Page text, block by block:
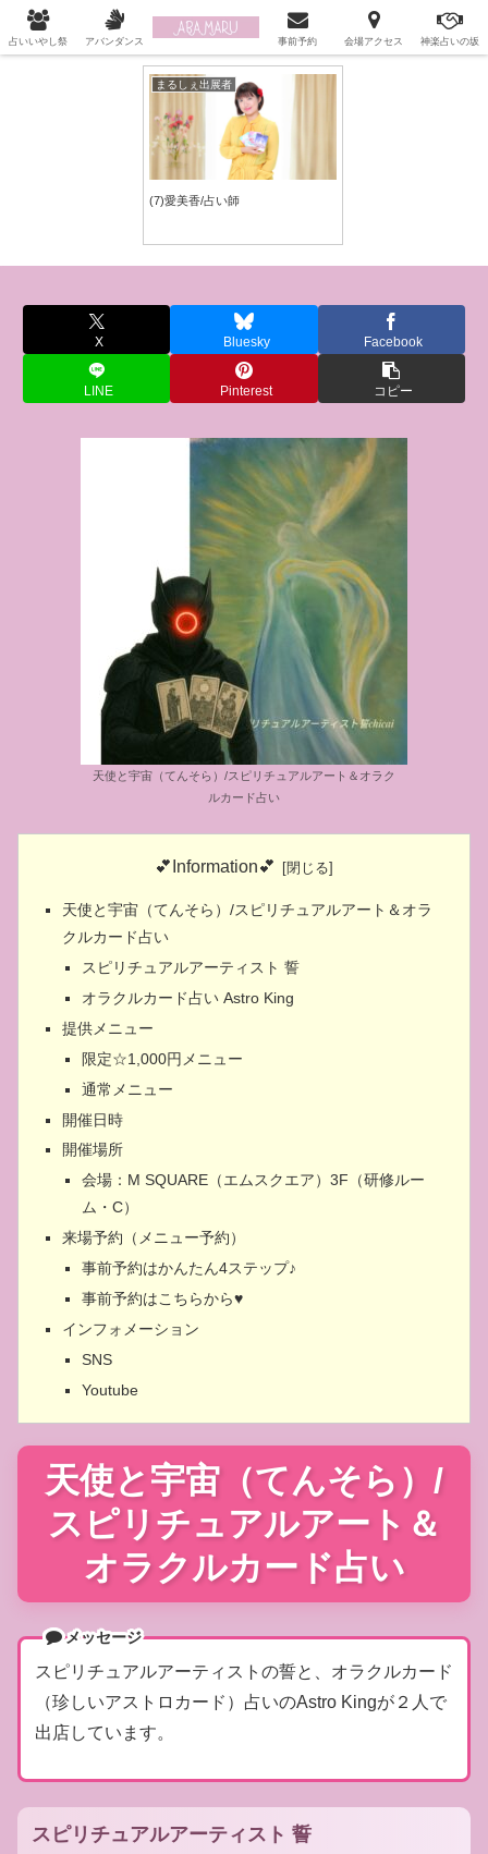
自分を許してあげられるあなたに…「うらない起業アカデミー」
まるしぇ出展者
(7)愛美香/占い師
X Bluesky Facebook
LINE Pinterest コピー
天使と宇宙（てんそら）/スピリチュアルアート＆オラク
ルカード占い
💕Information💕
天使と宇宙（てんそら）/スピリチュアルアート＆オラ
クルカード占い
スピリチュアルアーティスト 誓
オラクルカード占い Astro King
提供メニュー
限定☆1,000円メニュー
通常メニュー
開催日時
開催場所
会場：M SQUARE（エムスクエア）3F（研修ルー
ム・C）
来場予約（メニュー予約）
事前予約はかんたん4ステップ♪
事前予約はこちらから♥
インフォメーション
SNS
Youtube
天使と宇宙（てんそら）/
スピリチュアルアート＆
オラクルカード占い
メッセージ
スピリチュアルアーティストの誓と、オラクルカード
（珍しいアストロカード）占いのAstro Kingが２人で
出店しています。
スピリチュアルアーティスト 誓
占いいやし祭 アバンダンス 事前予約 会場アクセス 神楽占いの坂